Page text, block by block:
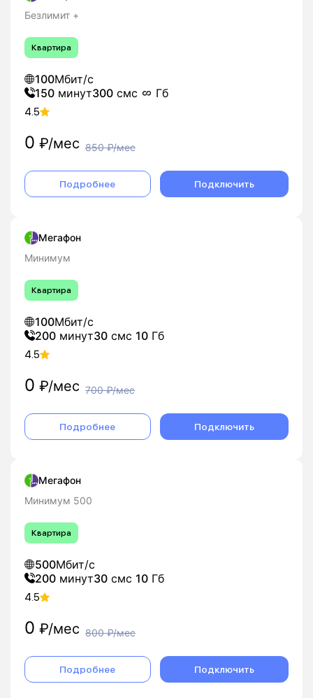
Безлимит +
Квартира
100Мбит/с
150 минут300 смс Гб
4.5
0 ₽/мес 850₽/мес
Подробнее Подключить
Мегафон
Минимум
Квартира
100Мбит/с
200 минут30 смс 10 Гб
4.5
0 ₽/мес 700₽/мес
Подробнее Подключить
Мегафон
Минимум 500
Квартира
500Мбит/с
200 минут30 смс 10 Гб
4.5
0 ₽/мес 800₽/мес
Подробнее Подключить